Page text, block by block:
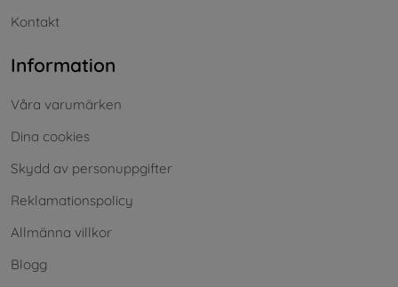
Kontakt
Information
Våra varumärken
Dina cookies
Skydd av personuppgifter
Reklamationspolicy
Allmänna villkor
Blogg